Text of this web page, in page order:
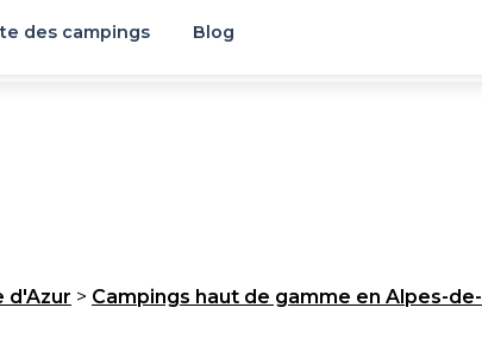
des campings Blog
d'Azur > Campings haut de gamme en Alpes-de-